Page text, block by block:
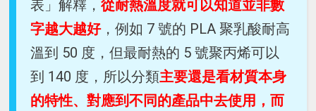
表」解釋，從耐熱溫度就可以知道並非數
字越大越好，例如 7 號的 PLA 聚乳酸耐高
溫到 50 度，但最耐熱的 5 號聚丙烯可以
到 140 度，所以分類主要還是看材質本身
的特性、對應到不同的產品中去使用，而